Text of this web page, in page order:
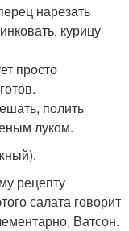
нарезать
курицу
просто
полить
луком.
рецепту
салата говорит
Ватсон.